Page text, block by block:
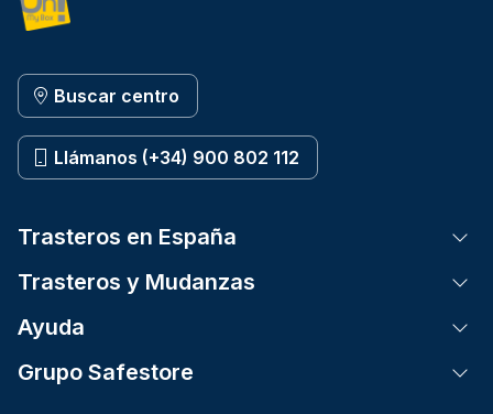
Buscar centro
Llámanos (+34) 900 802 112
Trasteros en España
Trasteros y Mudanzas
Ayuda
Grupo Safestore